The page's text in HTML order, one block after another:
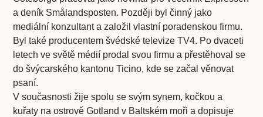
a deník Smålandsposten. Později byl činný jako
mediální konzultant a založil vlastní poradenskou firmu.
Byl také producentem švédské televize TV4. Po dvaceti
letech ve světě médií prodal svou firmu a přestěhoval se
do švýcarského kantonu Ticino, kde se začal věnovat
psaní.
V současnosti žije spolu se svým synem, kočkou a
kuřaty na ostrově Gotland v Baltském moři a dopisuje